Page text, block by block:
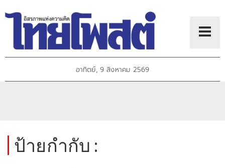
อาทิตย์, 9 สิงหาคม 2569
ป้ายกำกับ :